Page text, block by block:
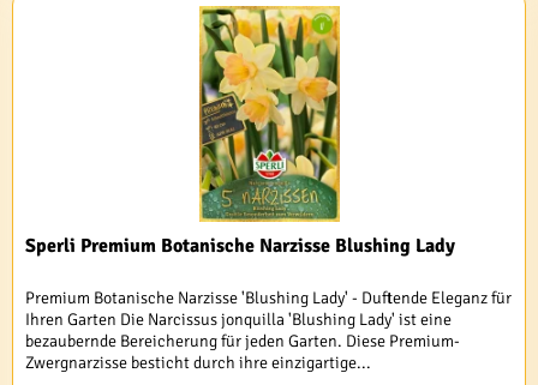
Sperli Premium Botanische Narzisse Blushing Lady
Premium Botanische Narzisse 'Blushing Lady' - Duftende Eleganz für
Ihren Garten Die Narcissus jonquilla 'Blushing Lady' ist eine
bezaubernde Bereicherung für jeden Garten. Diese Premium-
Zwergnarzisse besticht durch ihre einzigartige...